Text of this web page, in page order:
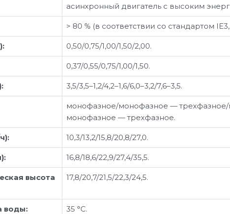
асинхронный двигатель с высоким
> 80 % (в соответствии со стандартом
0,50/0,75/1,00/1,50/2,00.
0,37/0,55/0,75/1,00/1,50.
3,5/3,5–1,2/4,2–1,6/6,0–3,2/7,6–3,5.
монофазное/монофазное —
монофазное — трехфазное.
10,3/13,2/15,8/20,8/27,0.
16,8/18,6/22,9/27,4/35,5.
высота
17,8/20,7/21,5/22,3/24,5.
воды: 35 °C.